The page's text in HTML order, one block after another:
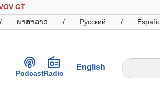
GT
/ ພາສາລາວ / Русский /
PodcastRadio
English